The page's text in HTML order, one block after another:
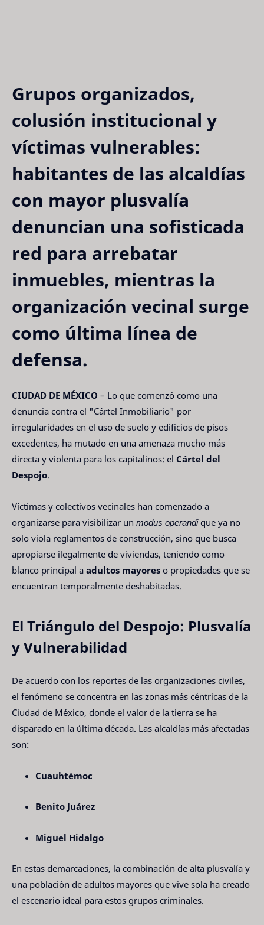
Grupos organizados,
colusión institucional y
víctimas vulnerables:
habitantes de las alcaldías
con mayor plusvalía
denuncian una sofisticada
red para arrebatar
inmuebles, mientras la
organización vecinal surge
como última línea de
defensa.
CIUDAD DE MÉXICO – Lo que comenzó como una
denuncia contra el "Cártel Inmobiliario" por
irregularidades en el uso de suelo y edificios de pisos
excedentes, ha mutado en una amenaza mucho más
directa y violenta para los capitalinos: el Cártel del
Despojo.
Víctimas y colectivos vecinales han comenzado a
organizarse para visibilizar un modus operandique ya no
solo viola reglamentos de construcción, sino que busca
apropiarse ilegalmente de viviendas, teniendo como
blanco principal a adultos mayores o propiedades que se
encuentran temporalmente deshabitadas.
El Triángulo del Despojo: Plusvalía
y Vulnerabilidad
De acuerdo con los reportes de las organizaciones civiles,
el fenómeno se concentra en las zonas más céntricas de la
Ciudad de México, donde el valor de la tierra se ha
disparado en la última década. Las alcaldías más afectadas
son:
Cuauhtémoc
Benito Juárez
Miguel Hidalgo
En estas demarcaciones, la combinación de alta plusvalía y
una población de adultos mayores que vive sola ha creado
el escenario ideal para estos grupos criminales.